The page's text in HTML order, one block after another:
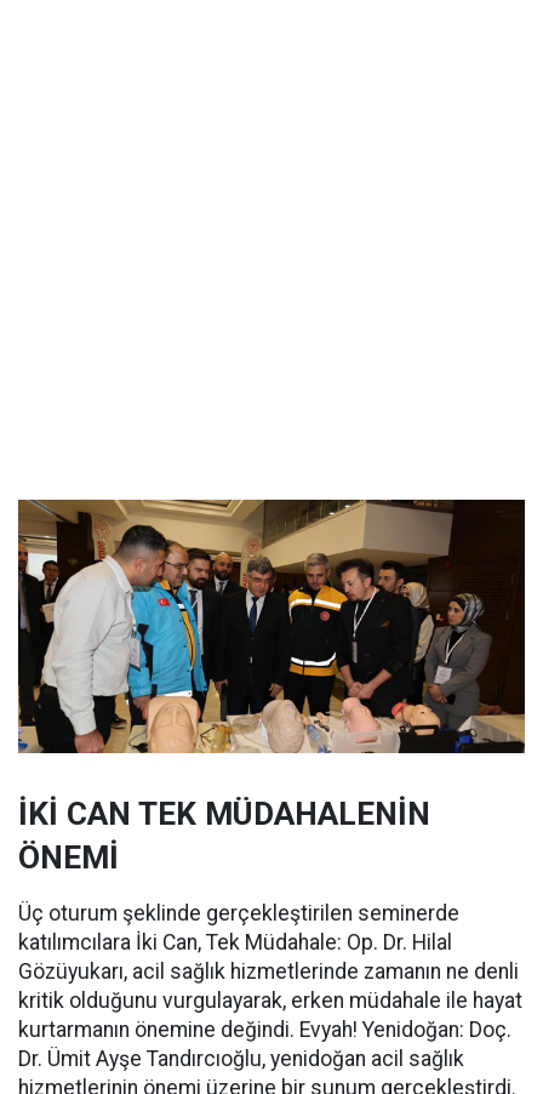
İKİ CAN TEK MÜDAHALENİN
ÖNEMİ
Üç oturum şeklinde gerçekleştirilen seminerde
katılımcılara İki Can, Tek Müdahale: Op. Dr. Hilal
Gözüyukarı, acil sağlık hizmetlerinde zamanın ne denli
kritik olduğunu vurgulayarak, erken müdahale ile hayat
kurtarmanın önemine değindi. Evyah! Yenidoğan: Doç.
Dr. Ümit Ayşe Tandırcıoğlu, yenidoğan acil sağlık
hizmetlerinin önemi üzerine bir sunum gerçekleştirdi.